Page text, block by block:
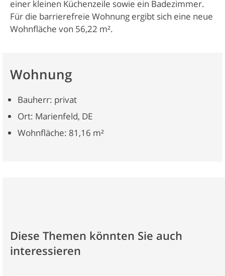
einer kleinen Küchenzeile sowie ein Badezimmer.
Für die barrierefreie Wohnung ergibt sich eine neue
Wohnfläche von 56,22 m².
Wohnung
Bauherr: privat
Ort: Marienfeld, DE
Wohnfläche: 81,16 m²
Diese Themen könnten Sie auch
interessieren